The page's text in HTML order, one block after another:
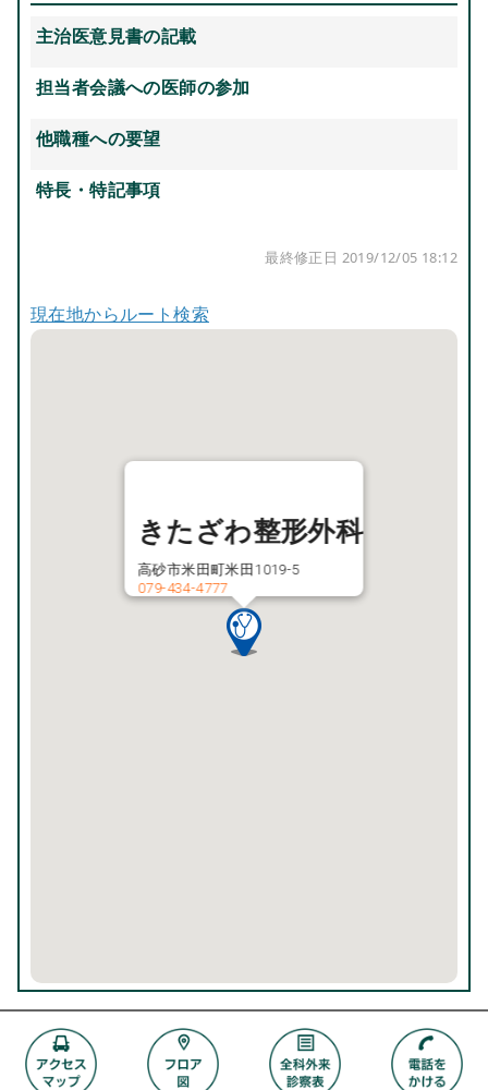
主治医意見書の記載
担当者会議への医師の参加
他職種への要望
特長・特記事項
最終修正日 2019/12/05 18:12
現在地からルート検索
きたざわ整形外科
高砂市米田町米田1019-5
079-434-4777